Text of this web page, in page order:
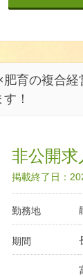
育の複合経
！
非公開求
掲載終了日：
勤務地
期間